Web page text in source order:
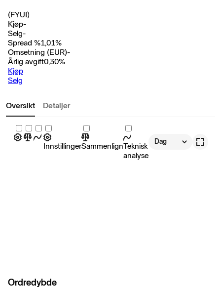
(FYUI)
Kjøp-
Selg-
Spread %1,01%
Omsetning (EUR)-
Årlig avgift0,30%
Kjøp
Selg
Oversikt Detaljer
InnstillingerSammenlignTeknisk
analyse
Dag
Ordredybde